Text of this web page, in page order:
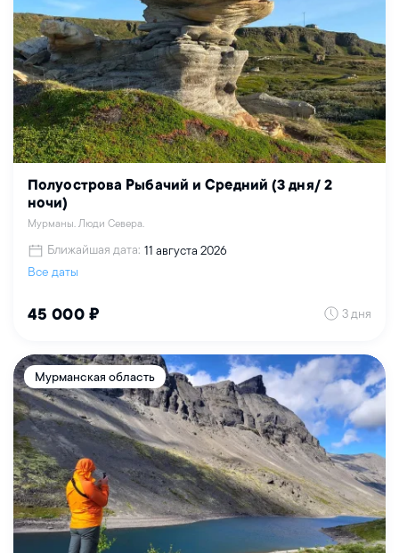
Полуострова Рыбачий и Средний (3 дня/ 2
ночи)
Мурманы. Люди Севера.
Ближайшая дата: 11 августа 2026
Все даты
45 000 ₽ 3 дня
Мурманская область